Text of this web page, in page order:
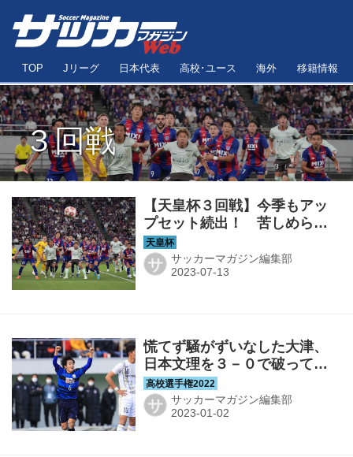
TOP Jリーグ 日本代表 高校･ユース 海外 移籍情報
３回戦
【天皇杯３回戦】今季もアッ
プセット続出！ 苦しめられ
たJ1勢、気迫を示したJ2勢
サ サッカーマガジン編集部
慌てず騒がずいなした大津、
日本文理を３－０で破ってベ
スト８に進出！【３回戦】
サ サッカーマガジン編集部